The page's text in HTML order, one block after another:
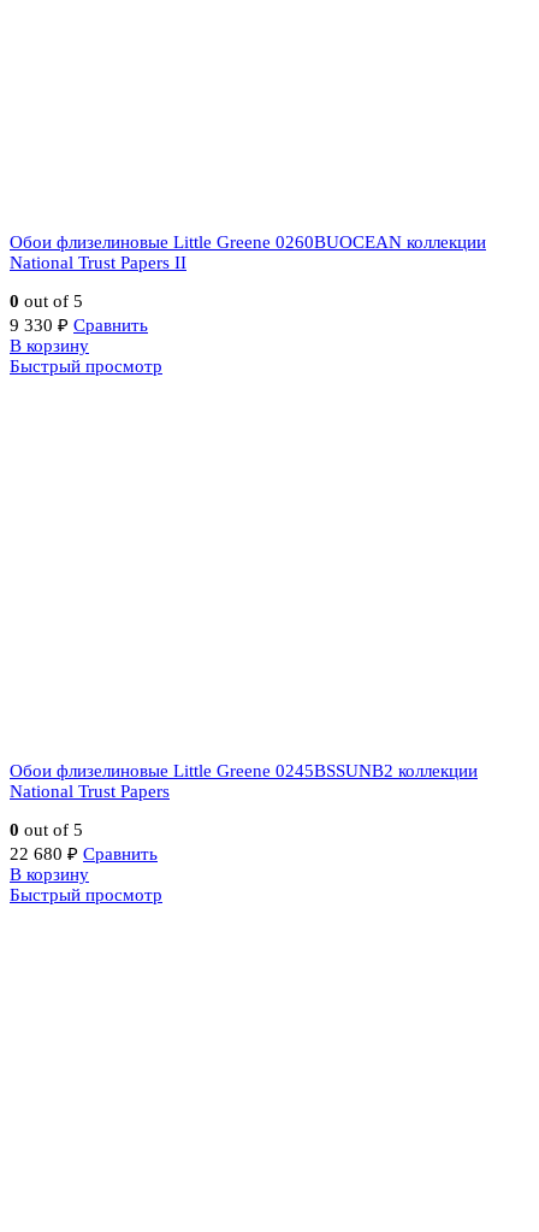
Обои флизелиновые Little Greene 0260BUOCEAN коллекции
National Trust Papers II
0 out of 5
9 330 ₽ Сравнить
В корзину
Быстрый просмотр
Обои флизелиновые Little Greene 0245BSSUNB2 коллекции
National Trust Papers
0 out of 5
22 680 ₽ Сравнить
В корзину
Быстрый просмотр